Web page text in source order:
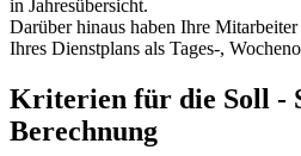
in Jahresübersicht.
Darüber hinaus haben Ihre
Ihres Dienstplans als Tages-,
Kriterien für die Soll -
Berechnung